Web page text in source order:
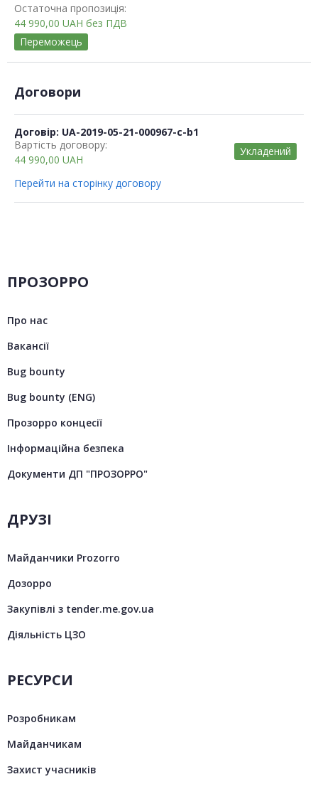
Остаточна пропозиція:
44 990,00 UAH без ПДВ
Переможець
Договори
Договір: UA-2019-05-21-000967-c-b1
Вартість договору:
44 990,00 UAH
Укладений
Перейти на сторінку договору
ПРОЗОРРО
Про нас
Вакансії
Bug bounty
Bug bounty (ENG)
Прозорро концесії
Інформаційна безпека
Документи ДП "ПРОЗОРРО"
ДРУЗІ
Майданчики Prozorro
Дозорро
Закупівлі з tender.me.gov.ua
Діяльність ЦЗО
РЕСУРСИ
Розробникам
Майданчикам
Захист учасників